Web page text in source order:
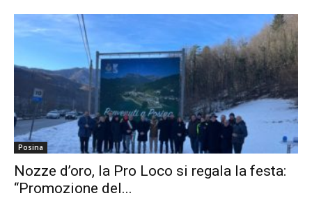
Posina
Nozze d’oro, la Pro Loco si regala la festa:
“Promozione del...